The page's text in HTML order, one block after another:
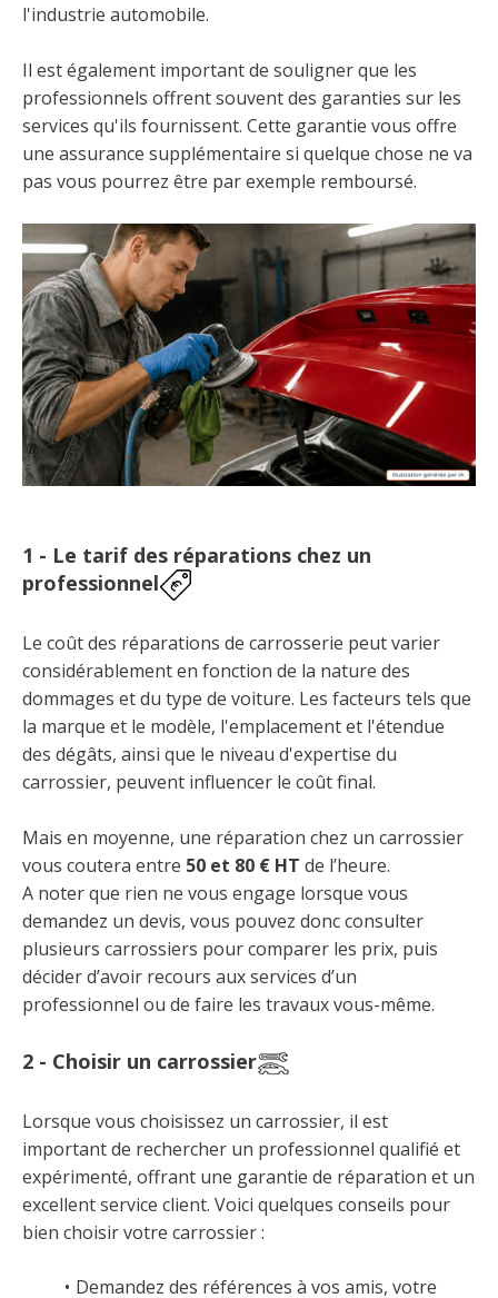
l'industrie automobile.
Il est également important de souligner que les
professionnels offrent souvent des garanties sur les
services qu'ils fournissent. Cette garantie vous offre
une assurance supplémentaire si quelque chose ne va
pas vous pourrez être par exemple remboursé.
1 - Le tarif des réparations chez un
professionnel
Le coût des réparations de carrosserie peut varier
considérablement en fonction de la nature des
dommages et du type de voiture. Les facteurs tels que
la marque et le modèle, l'emplacement et l'étendue
des dégâts, ainsi que le niveau d'expertise du
carrossier, peuvent influencer le coût final.
Mais en moyenne, une réparation chez un carrossier
vous coutera entre 50 et 80 € HT de l’heure.
A noter que rien ne vous engage lorsque vous
demandez un devis, vous pouvez donc consulter
plusieurs carrossiers pour comparer les prix, puis
décider d’avoir recours aux services d’un
professionnel ou de faire les travaux vous-même.
2 - Choisir un carrossier
Lorsque vous choisissez un carrossier, il est
important de rechercher un professionnel qualifié et
expérimenté, offrant une garantie de réparation et un
excellent service client. Voici quelques conseils pour
bien choisir votre carrossier :
Demandez des références à vos amis, votre